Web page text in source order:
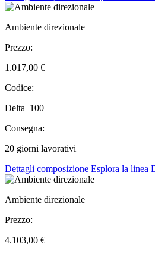
Ambiente direzionale
Prezzo:
1.017,00 €
Codice:
Delta_100
Consegna:
20 giorni lavorativi
Dettagli composizione Esplora la linea
Ambiente direzionale
Prezzo:
4.103,00 €